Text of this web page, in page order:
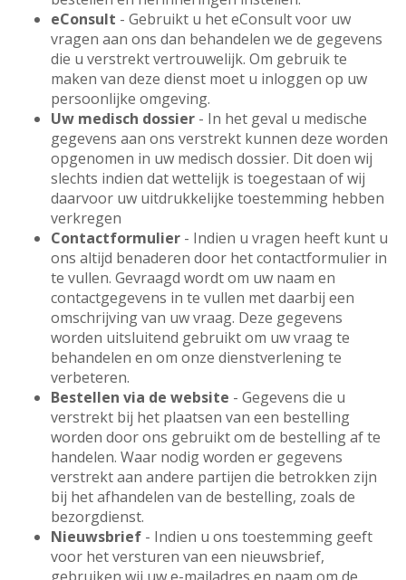
eConsult - Gebruikt u het eConsult voor uw
vragen aan ons dan behandelen we de gegevens
die u verstrekt vertrouwelijk. Om gebruik te
maken van deze dienst moet u inloggen op uw
persoonlijke omgeving.
Uw medisch dossier - In het geval u medische
gegevens aan ons verstrekt kunnen deze worden
opgenomen in uw medisch dossier. Dit doen wij
slechts indien dat wettelijk is toegestaan of wij
daarvoor uw uitdrukkelijke toestemming hebben
verkregen
Contactformulier - Indien u vragen heeft kunt u
ons altijd benaderen door het contactformulier in
te vullen. Gevraagd wordt om uw naam en
contactgegevens in te vullen met daarbij een
omschrijving van uw vraag. Deze gegevens
worden uitsluitend gebruikt om uw vraag te
behandelen en om onze dienstverlening te
verbeteren.
Bestellen via de website - Gegevens die u
verstrekt bij het plaatsen van een bestelling
worden door ons gebruikt om de bestelling af te
handelen. Waar nodig worden er gegevens
verstrekt aan andere partijen die betrokken zijn
bij het afhandelen van de bestelling, zoals de
bezorgdienst.
Nieuwsbrief - Indien u ons toestemming geeft
voor het versturen van een nieuwsbrief,